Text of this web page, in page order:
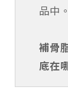
品中。
補骨
底在